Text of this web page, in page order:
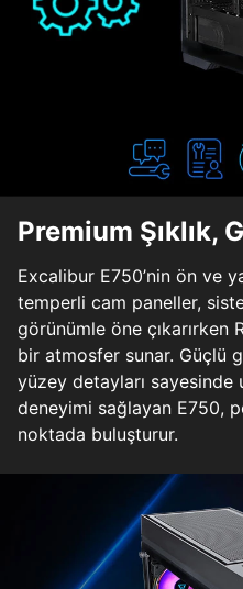
Premium Şıklık,
Excalibur E750’nin ön ve
temperli cam paneller,
görünümle öne çıkarırken
bir atmosfer sunar. Güçlü
yüzey detayları sayesinde
deneyimi sağlayan E750,
noktada buluşturur.